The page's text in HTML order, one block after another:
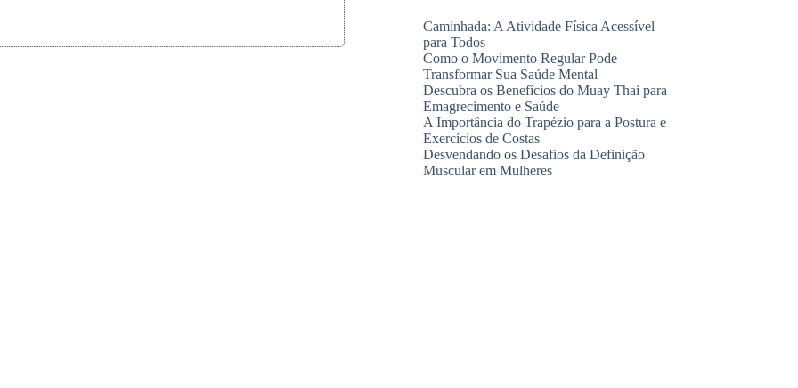
Caminhada: A Atividade Física Acessível
para Todos
Como o Movimento Regular Pode
Transformar Sua Saúde Mental
Descubra os Benefícios do Muay Thai para
Emagrecimento e Saúde
A Importância do Trapézio para a Postura e
Exercícios de Costas
Desvendando os Desafios da Definição
Muscular em Mulheres